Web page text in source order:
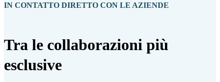
IN CONTATTO DIRETTO CON LE AZIENDE
Tra le collaborazioni più
esclusive